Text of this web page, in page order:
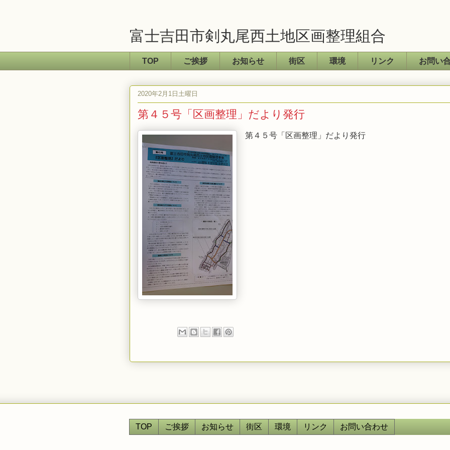
富士吉田市剣丸尾西土地区画整理組合
TOP ご挨拶 お知らせ 街区 環境 リンク お問い
2020年2月1日土曜日
第４５号「区画整理」だより発行
第４５号「区画整理」だより発行
TOP ご挨拶 お知らせ 街区 環境 リンク お問い合わせ